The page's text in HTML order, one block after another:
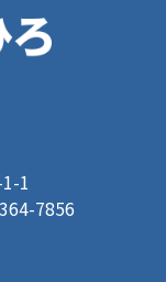
1
7856